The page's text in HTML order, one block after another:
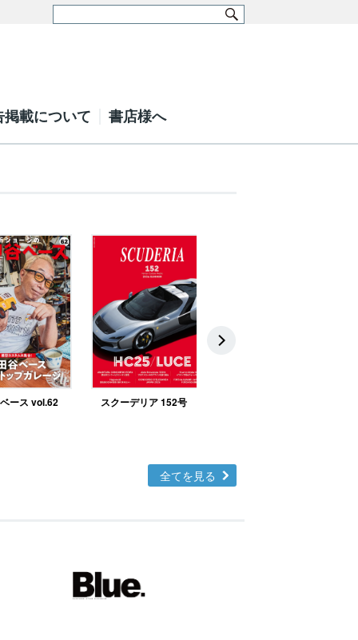
掲載について 書店様へ
ース vol.62 スクーデリア 152号
全てを見る